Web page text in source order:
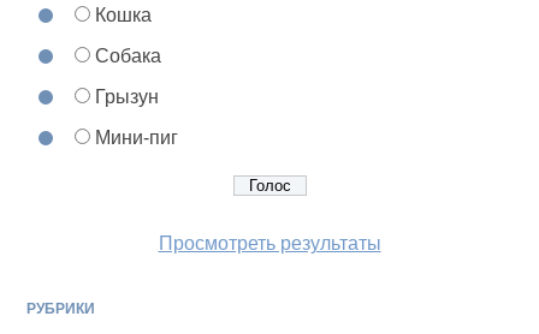
Кошка
Собака
Грызун
Мини-пиг
Просмотреть результаты
РУБРИКИ